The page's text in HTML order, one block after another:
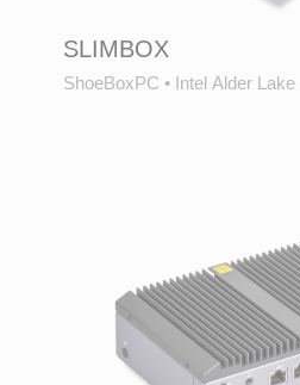
SLIMBOX
ShoeBoxPC • Intel Alder Lake